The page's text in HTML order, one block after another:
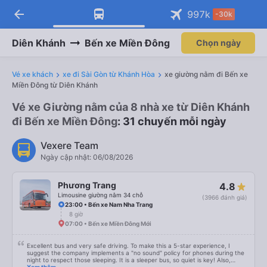
arrow_back 997k -30k
Diên Khánh Bến xe Miền Đông Chọn ngày
Vé xe khách xe đi Sài Gòn từ Khánh Hòa
xe giường nằm đi Bến xe
Miền Đông từ Diên Khánh
Vé xe Giường nằm của 8 nhà xe từ Diên Khánh
đi Bến xe Miền Đông: 31 chuyến mỗi ngày
Vexere Team
Ngày cập nhật: 06/08/2026
Phương Trang
Limousine giường nằm 34 chỗ
4.8
(3966 đánh giá)
23:00 • Bến xe Nam Nha Trang
8 giờ
07:00 • Bến xe Miền Đông Mới
Excellent bus and very safe driving. To make this a 5-star experience, I
suggest the company implements a "no sound" policy for phones during the
night to respect those sleeping. It is a sleeper bus, so quiet is key! Also,